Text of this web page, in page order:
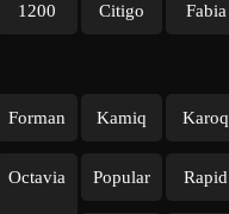
1200 Citigo Fabia
Forman Kamiq Karoq
Octavia Popular Rapid